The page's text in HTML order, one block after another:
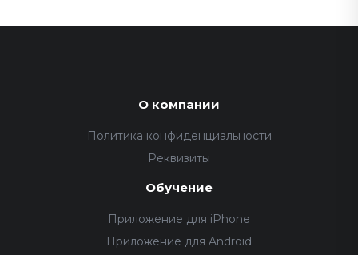
О компании
Политика конфиденциальности
Реквизиты
Обучение
Приложение для iPhone
Приложение для Android